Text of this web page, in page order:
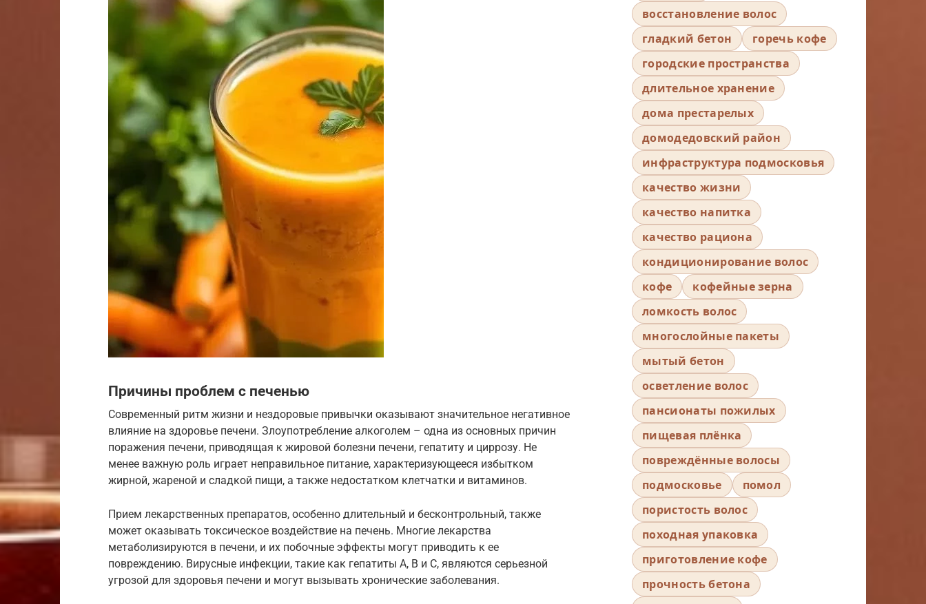
Причины проблем с печенью
Современный ритм жизни и нездоровые привычки оказывают значительное негативное
влияние на здоровье печени. Злоупотребление алкоголем – одна из основных причин
поражения печени, приводящая к жировой болезни печени, гепатиту и циррозу. Не
менее важную роль играет неправильное питание, характеризующееся избытком
жирной, жареной и сладкой пищи, а также недостатком клетчатки и витаминов.
Прием лекарственных препаратов, особенно длительный и бесконтрольный, также
может оказывать токсическое воздействие на печень. Многие лекарства
метаболизируются в печени, и их побочные эффекты могут приводить к ее
повреждению. Вирусные инфекции, такие как гепатиты A, B и C, являются серьезной
угрозой для здоровья печени и могут вызывать хронические заболевания.
восстановление волос
гладкий бетон
горечь кофе
городские пространства
длительное хранение
дома престарелых
домодедовский район
инфраструктура подмосковья
качество жизни
качество напитка
качество рациона
кондиционирование волос
кофе
кофейные зерна
ломкость волос
многослойные пакеты
мытый бетон
осветление волос
пансионаты пожилых
пищевая плёнка
повреждённые волосы
подмосковье
помол
пористость волос
походная упаковка
приготовление кофе
прочность бетона